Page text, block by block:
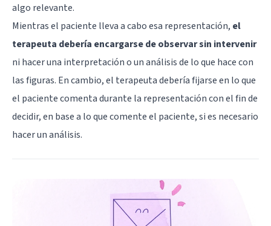
algo relevante.
Mientras el paciente lleva a cabo esa representación, el
terapeuta debería encargarse de observar sin intervenir
ni hacer una interpretación o un análisis de lo que hace con
las figuras. En cambio, el terapeuta debería fijarse en lo que
el paciente comenta durante la representación con el fin de
decidir, en base a lo que comente el paciente, si es necesario
hacer un análisis.